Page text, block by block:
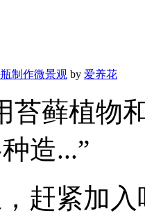
制作微景观 by 爱养花
苔藓植物
造...”
赶紧加入